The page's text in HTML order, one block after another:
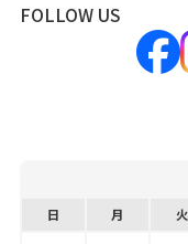
FOLLOW US
日 月 火